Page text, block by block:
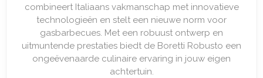
combineert Italiaans vakmanschap met innovatieve
technologieën en stelt een nieuwe norm voor
gasbarbecues. Met een robuust ontwerp en
uitmuntende prestaties biedt de Boretti Robusto een
ongeëvenaarde culinaire ervaring in jouw eigen
achtertuin.